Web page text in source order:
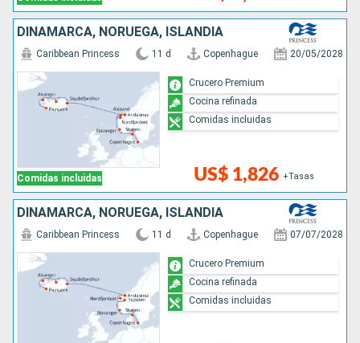
DINAMARCA, NORUEGA, ISLANDIA
Comidas incluidas
Caribbean Princess 11 d Copenhague 20/05/2028
US$ 1,826 +Tasas
Crucero Premium
Cocina refinada
Comidas incluidas
DINAMARCA, NORUEGA, ISLANDIA
Caribbean Princess 11 d Copenhague 07/07/2028
Crucero Premium
Cocina refinada
Comidas incluidas